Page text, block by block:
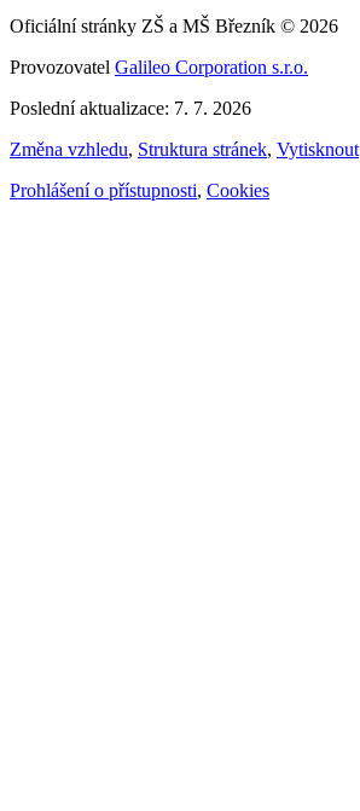
Oficiální stránky ZŠ a MŠ Březník © 2026
Provozovatel Galileo Corporation s.r.o.
Poslední aktualizace: 7. 7. 2026
Změna vzhledu, Struktura stránek, Vytisknout
Prohlášení o přístupnosti, Cookies